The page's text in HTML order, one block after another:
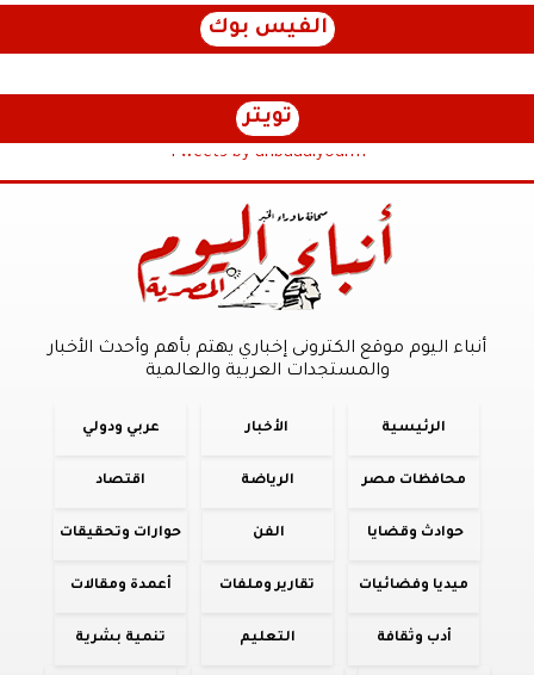
الفيس بوك
تويتر
Tweets by anbaaalyoum1
أنباء اليوم موقع الكترونى إخباري يهتم بأهم وأحدث الأخبار
والمستجدات العربية والعالمية
الرئيسية الأخبار عربي ودولي
محافظات مصر الرياضة اقتصاد
حوادث وقضايا الفن حوارات وتحقيقات
ميديا وفضائيات تقارير وملفات أعمدة ومقالات
أدب وثقافة التعليم تنمية بشرية